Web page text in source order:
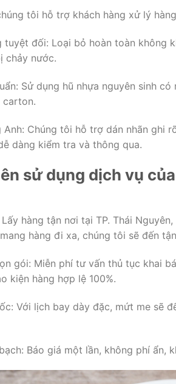
tôi hỗ trợ khách hàng xử lý
tuyệt đối: Loại bỏ hoàn toàn không
chảy nước.
Sử dụng hũ nhựa nguyên sinh
carton.
Anh: Chúng tôi hỗ trợ dán nhãn ghi
dàng kiểm tra và thông qua.
sử dụng dịch vụ
hàng tận nơi tại TP. Thái
hàng đi xa, chúng tôi sẽ đến
gói: Miễn phí tư vấn thủ tục khai
kiện hàng hợp lệ 100%.
Với lịch bay dày đặc, mứt me sẽ
Báo giá một lần, không phí ẩn,